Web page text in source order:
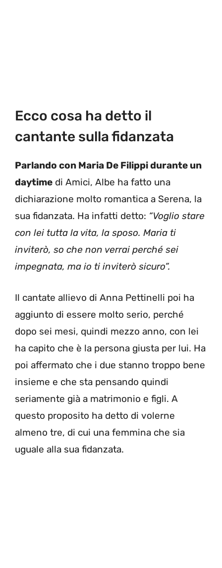
Ecco cosa ha detto il
cantante sulla fidanzata
Parlando con Maria De Filippi durante un
daytime di Amici, Albe ha fatto una
dichiarazione molto romantica a Serena, la
sua fidanzata. Ha infatti detto: “Voglio stare
con lei tutta la vita, la sposo. Maria ti
inviterò, so che non verrai perché sei
impegnata, ma io ti inviterò sicuro”.
Il cantate allievo di Anna Pettinelli poi ha
aggiunto di essere molto serio, perché
dopo sei mesi, quindi mezzo anno, con lei
ha capito che è la persona giusta per lui. Ha
poi affermato che i due stanno troppo bene
insieme e che sta pensando quindi
seriamente già a matrimonio e figli. A
questo proposito ha detto di volerne
almeno tre, di cui una femmina che sia
uguale alla sua fidanzata.